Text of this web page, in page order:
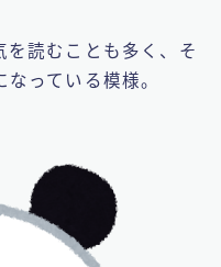
読むことも多く、そ
っている模様。